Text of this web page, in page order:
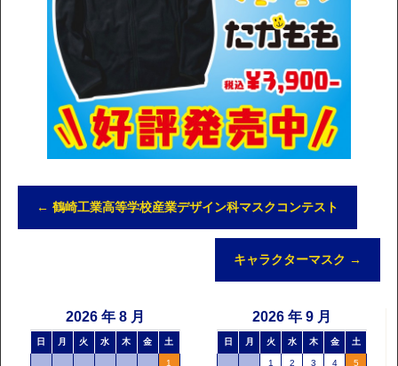
← 鶴崎工業高等学校産業デザイン科マスクコンテスト
キャラクターマスク →